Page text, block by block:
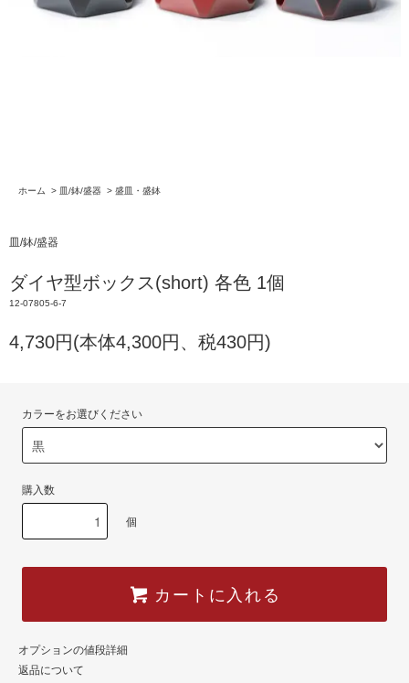
ホーム > 皿/鉢/盛器 > 盛皿・盛鉢
皿/鉢/盛器
ダイヤ型ボックス(short) 各色 1個
12-07805-6-7
4,730円(本体4,300円、税430円)
カラーをお選びください
購入数
個
カートに入れる
オプションの値段詳細
返品について